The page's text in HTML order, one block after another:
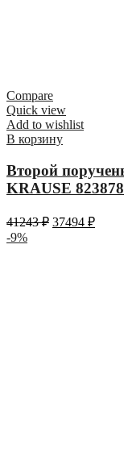
Compare
Quick view
Add to wishlist
В корзину
Второй
KRAUSE 823878
41243₽ 37494 ₽
-9%